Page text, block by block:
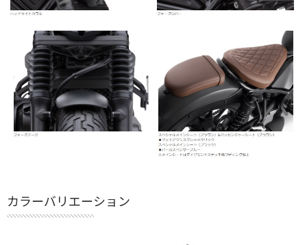
カラーバリエーション